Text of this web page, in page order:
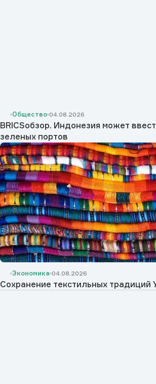
Общество 04.08.2026
BRICSобзор. Индонезия может
зеленых портов
Экономика 04.08.2026
Сохранение текстильных традиций